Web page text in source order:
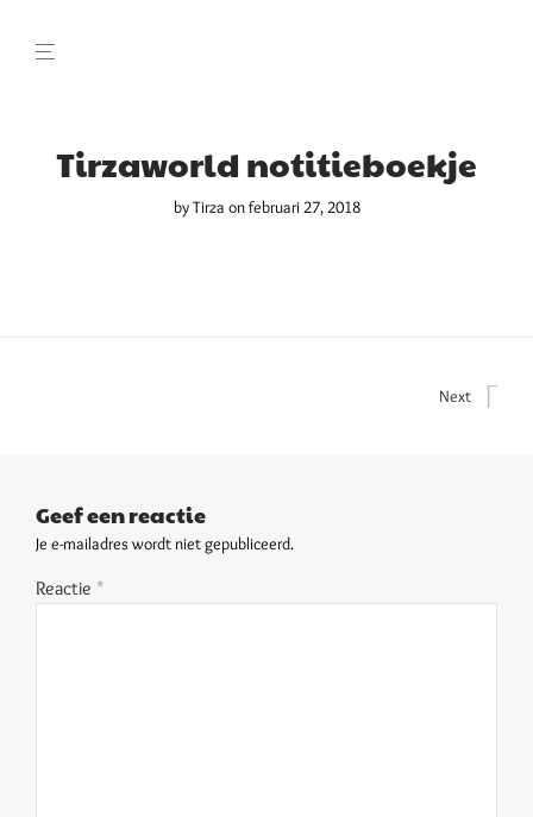
Tirzaworld notitieboekje
byTirza on februari 27, 2018
Next
Geef een reactie
Je e-mailadres wordt niet gepubliceerd.
Reactie *